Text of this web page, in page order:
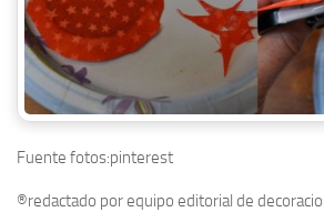
Fuente fotos:pinterest
®redactado por equipo editorial de